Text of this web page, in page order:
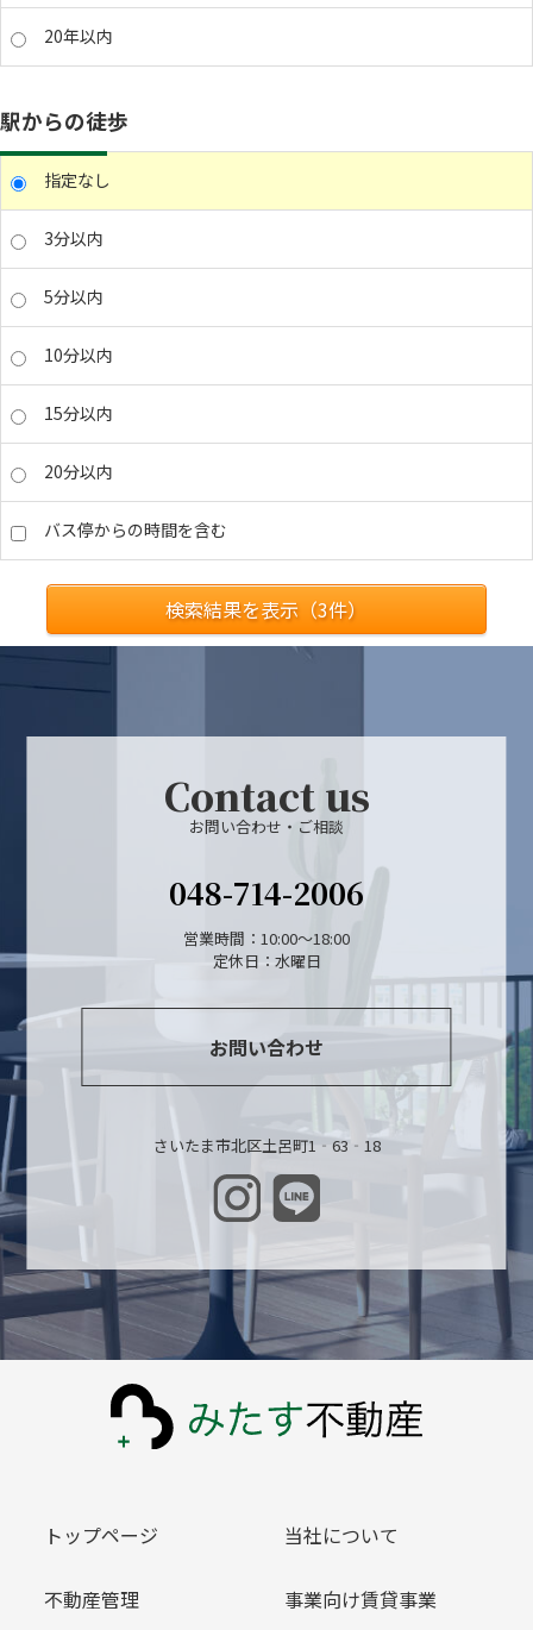
20年以内
駅からの徒歩
指定なし
3分以内
5分以内
10分以内
15分以内
20分以内
バス停からの時間を含む
検索結果を表示（3件）
Contact us
お問い合わせ・ご相談
048-714-2006
営業時間：10:00～18:00
定休日：水曜日
お問い合わせ
さいたま市北区土呂町1‐63‐18
トップページ 当社について
不動産管理 事業向け賃貸事業